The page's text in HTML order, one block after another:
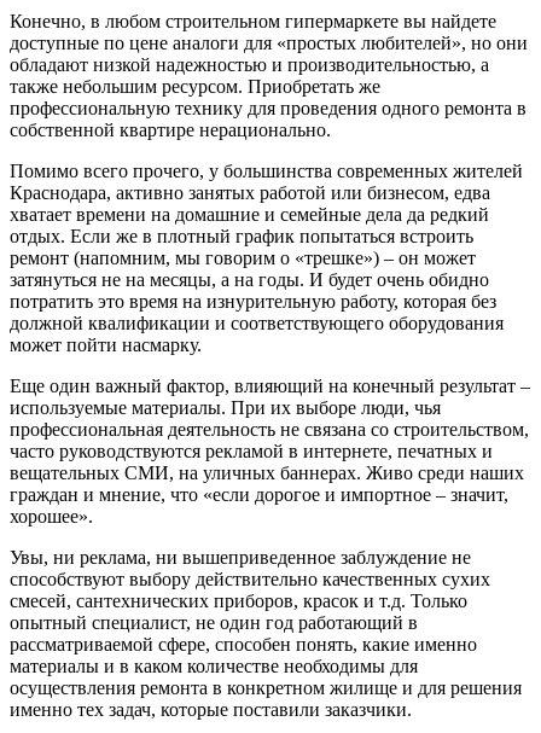
Конечно, в любом строительном гипермаркете вы найдете
доступные по цене аналоги для «простых любителей», но они
обладают низкой надежностью и производительностью, а
также небольшим ресурсом. Приобретать же
профессиональную технику для проведения одного ремонта в
собственной квартире нерационально.
Помимо всего прочего, у большинства современных жителей
Краснодара, активно занятых работой или бизнесом, едва
хватает времени на домашние и семейные дела да редкий
отдых. Если же в плотный график попытаться встроить
ремонт (напомним, мы говорим о «трешке») – он может
затянуться не на месяцы, а на годы. И будет очень обидно
потратить это время на изнурительную работу, которая без
должной квалификации и соответствующего оборудования
может пойти насмарку.
Еще один важный фактор, влияющий на конечный результат –
используемые материалы. При их выборе люди, чья
профессиональная деятельность не связана со строительством,
часто руководствуются рекламой в интернете, печатных и
вещательных СМИ, на уличных баннерах. Живо среди наших
граждан и мнение, что «если дорогое и импортное – значит,
хорошее».
Увы, ни реклама, ни вышеприведенное заблуждение не
способствуют выбору действительно качественных сухих
смесей, сантехнических приборов, красок и т.д. Только
опытный специалист, не один год работающий в
рассматриваемой сфере, способен понять, какие именно
материалы и в каком количестве необходимы для
осуществления ремонта в конкретном жилище и для решения
именно тех задач, которые поставили заказчики.